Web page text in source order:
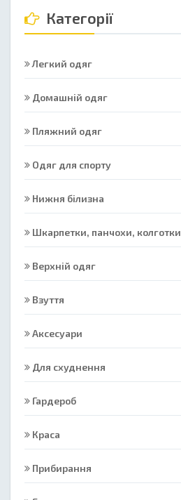
Категорії
Легкий одяг
Домашній одяг
Пляжний одяг
Одяг для спорту
Нижня білизна
Шкарпетки, панчохи, колготки
Верхній одяг
Взуття
Аксесуари
Для схуднення
Гардероб
Краса
Прибирання